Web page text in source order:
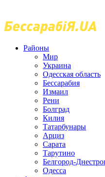
Районы
Мир
Украина
Одесская область
Бессарабия
Измаил
Рени
Болград
Килия
Татарбунары
Арциз
Сарата
Тарутино
Белгород-
Одесса